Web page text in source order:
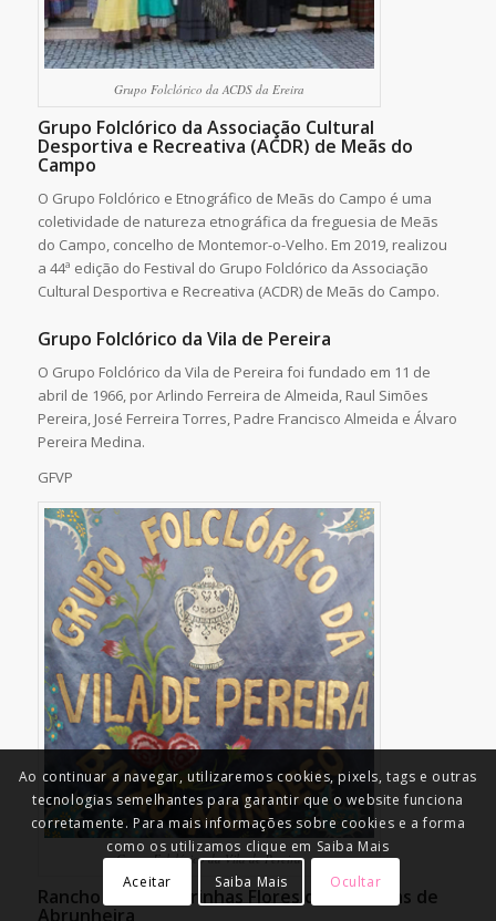
Grupo Folclórico da ACDS da Ereira
Grupo Folclórico da Associação Cultural
Desportiva e Recreativa (ACDR) de Meãs do
Campo
O Grupo Folclórico e Etnográfico de Meãs do Campo é uma
coletividade de natureza etnográfica da freguesia de Meãs
do Campo, concelho de Montemor-o-Velho. Em 2019, realizou
a 44ª edição do Festival do Grupo Folclórico da Associação
Cultural Desportiva e Recreativa (ACDR) de Meãs do Campo.
Grupo Folclórico da Vila de Pereira
O Grupo Folclórico da Vila de Pereira foi fundado em 11 de
abril de 1966, por Arlindo Ferreira de Almeida, Raul Simões
Pereira, José Ferreira Torres, Padre Francisco Almeida e Álvaro
Pereira Medina.
GFVP
Grupo Folclórico da Vila de Pereira
Rancho das Cantarinhas Flores das Tricanas de
Abrunheira
Ao continuar a navegar, utilizaremos cookies, pixels, tags e outras
tecnologias semelhantes para garantir que o website funciona
corretamente. Para mais informações sobre cookies e a forma
como os utilizamos clique em Saiba Mais
Aceitar
Saiba Mais Ocultar